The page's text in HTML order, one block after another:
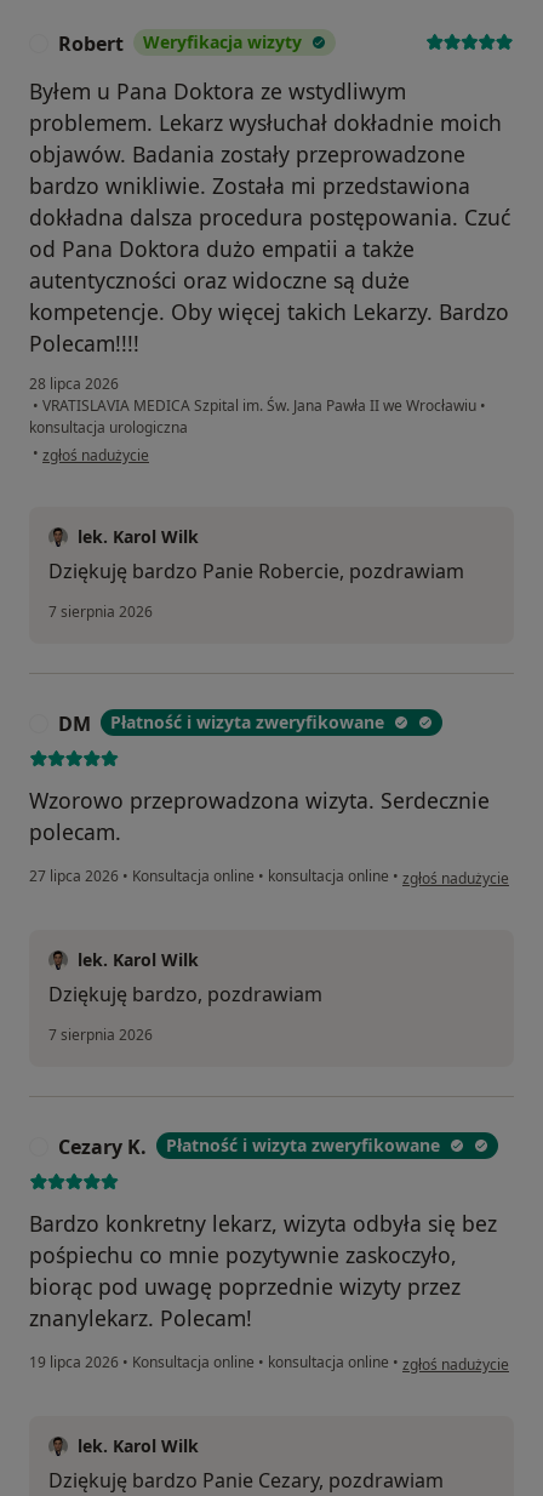
Robert Weryfikacja wizyty
Byłem u Pana Doktora ze wstydliwym
problemem. Lekarz wysłuchał dokładnie moich
objawów. Badania zostały przeprowadzone
bardzo wnikliwie. Została mi przedstawiona
dokładna dalsza procedura postępowania. Czuć
od Pana Doktora dużo empatii a także
autentyczności oraz widoczne są duże
kompetencje. Oby więcej takich Lekarzy. Bardzo
Polecam!!!!
28 lipca 2026
• VRATISLAVIA MEDICA Szpital im. Św. Jana Pawła II we Wrocławiu •
konsultacja urologiczna
• w opinii użytkownika Robert
zgłoś nadużycie
lek. Karol Wilk
Dziękuję bardzo Panie Robercie, pozdrawiam
7 sierpnia 2026
DM Płatność i wizyta zweryfikowane
Wzorowo przeprowadzona wizyta. Serdecznie
polecam.
27 lipca 2026 • Konsultacja online • konsultacja online • w opinii użytkownika
zgłoś nadużycie
lek. Karol Wilk
Dziękuję bardzo, pozdrawiam
7 sierpnia 2026
Cezary K. Płatność i wizyta zweryfikowane
Bardzo konkretny lekarz, wizyta odbyła się bez
pośpiechu co mnie pozytywnie zaskoczyło,
biorąc pod uwagę poprzednie wizyty przez
znanylekarz. Polecam!
19 lipca 2026 • Konsultacja online • konsultacja online • w opinii użytkownika
zgłoś nadużycie
lek. Karol Wilk
Dziękuję bardzo Panie Cezary, pozdrawiam